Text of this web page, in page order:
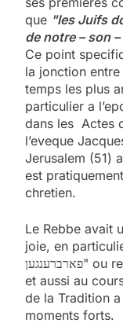
que "les Juifs
de notre – son
Ce point
la jonction
temps les plus
particulier a
dans les Actes
l’eveque
Jerusalem (51)
est
chretien.
Le Rebbe avait
joie, en
פארברענגען" ou reunions d’enseignement, de prieres
et aussi au
de la Tradition
moments forts.